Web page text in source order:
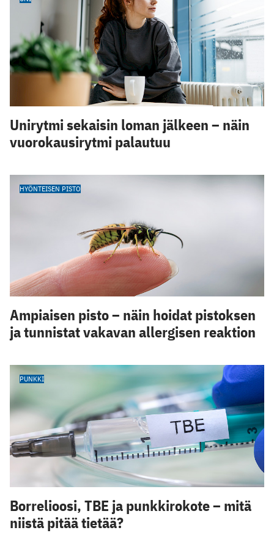
Unirytmi sekaisin loman jälkeen – näin
vuorokausirytmi palautuu
HYÖNTEISEN PISTO
Ampiaisen pisto – näin hoidat pistoksen
ja tunnistat vakavan allergisen reaktion
PUNKKI
Borrelioosi, TBE ja punkkirokote – mitä
niistä pitää tietää?